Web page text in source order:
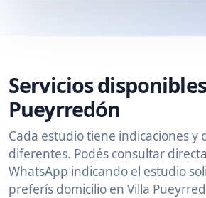
Servicios
Pueyrredón
Cada estudio tiene indicaciones y
diferentes. Podés consultar
WhatsApp indicando el estudio
preferís domicilio en Villa